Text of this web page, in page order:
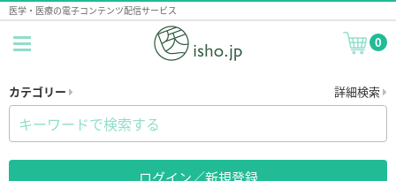
医学・医療の電子コンテンツ配信サービス
0
カテゴリー 詳細検索
ログイン／新規登録